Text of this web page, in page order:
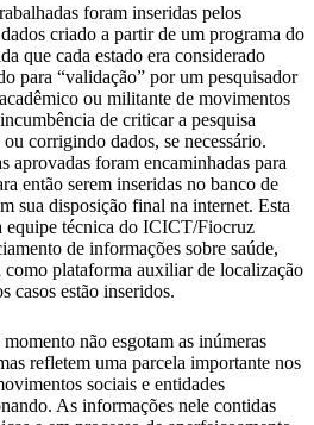
foram inseridas pelos
criado a partir de um programa do
que cada estado era considerado
para “validação” por um pesquisador
ou militante de movimentos
de criticar a pesquisa
corrigindo dados, se necessário.
aprovadas foram encaminhadas para
então serem inseridas no banco de
sua disposição final na internet. Esta
equipe técnica do ICICT/Fiocruz
de informações sobre saúde,
plataforma auxiliar de localização
casos estão inseridos.
não esgotam as inúmeras
refletem uma parcela importante nos
sociais e entidades
As informações nele contidas